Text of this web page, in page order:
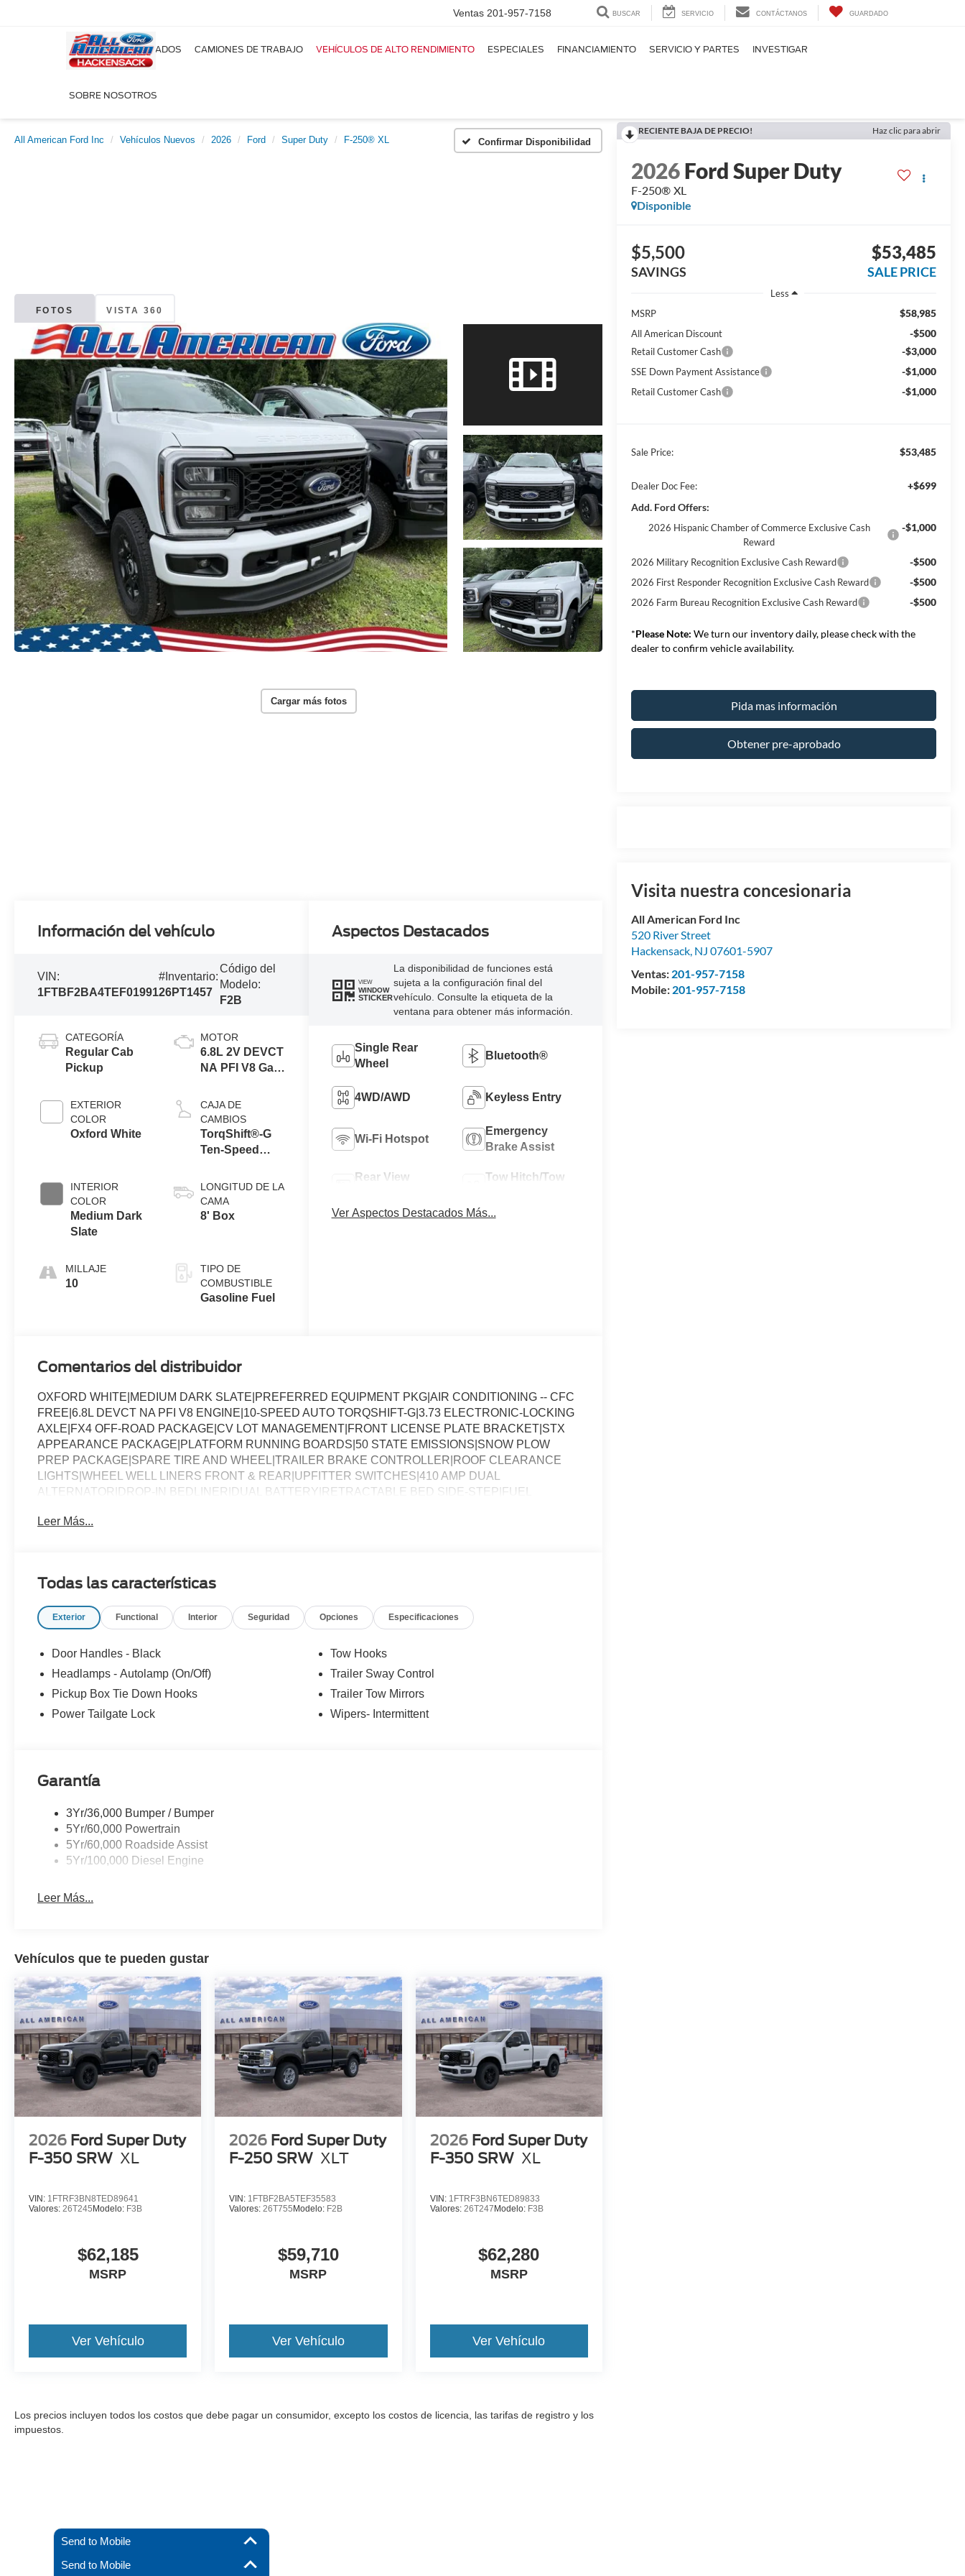
Ventas 201-957-7158 BUSCAR SERVICIO CONTÁCTANOS GUARDADO
NUEVOS USADOS CAMIONES DE TRABAJO VEHÍCULOS DE ALTO RENDIMIENTO ESPECIALES FINANCIAMIENTO SERVICIO Y PARTES INVESTIGAR
SOBRE NOSOTROS
All American Ford Inc Vehículos Nuevos 2026 Ford Super Duty F-250® XL Confirmar Disponibilidad
FOTOS VISTA 360
Cargar más fotos
RECIENTE BAJA DE PRECIO! Haz clic para abrir
2026Ford Super Duty
F-250® XL
Disponible
$5,500
SAVINGS
$53,485
SALE PRICE
Less
MSRP
$58,985
All American Discount -$500
Retail Customer Cash -$3,000
SSE Down Payment Assistance -$1,000
Retail Customer Cash -$1,000
Sale Price: $53,485
Dealer Doc Fee:
+$699
Add. Ford Offers:
2026 Hispanic Chamber of Commerce Exclusive Cash
Reward
-$1,000
2026 Military Recognition Exclusive Cash Reward -$500
2026 First Responder Recognition Exclusive Cash Reward -$500
2026 Farm Bureau Recognition Exclusive Cash Reward -$500
*Please Note: We turn our inventory daily, please check with the
dealer to confirm vehicle availability.
Pida mas información
Obtener pre-aprobado
Visita nuestra concesionaria
All American Ford Inc
520 River Street
Hackensack, NJ 07601-5907
Ventas: 201-957-7158
Mobile: 201-957-7158
Información del vehículo
VIN:
1FTBF2BA4TEF01991
#Inventario:
26PT1457
Código del
Modelo:
F2B
CATEGORÍA
Regular Cab
Pickup
EXTERIOR
COLOR
Oxford White
INTERIOR
COLOR
Medium Dark
Slate
MILLAJE
10
MOTOR
6.8L 2V DEVCT
NA PFI V8 Gas
CAJA DE
CAMBIOS
TorqShift®-G
Ten-Speed
Transmission
with Selectable
Drive Modes
LONGITUD DE LA
CAMA
8' Box
TIPO DE
COMBUSTIBLE
Gasoline Fuel
Aspectos Destacados
VIEW
WINDOW
STICKER
La disponibilidad de funciones está
sujeta a la configuración final del
vehículo. Consulte la etiqueta de la
ventana para obtener más información.
Single Rear
Wheel
Bluetooth®
4WD/AWD Keyless Entry
Wi-Fi Hotspot
Emergency
Brake Assist
Rear View
Tow Hitch/Tow
Ver Aspectos Destacados Más...
Comentarios del distribuidor
OXFORD WHITE|MEDIUM DARK SLATE|PREFERRED EQUIPMENT PKG|AIR CONDITIONING -- CFC
FREE|6.8L DEVCT NA PFI V8 ENGINE|10-SPEED AUTO TORQSHIFT-G|3.73 ELECTRONIC-LOCKING
AXLE|FX4 OFF-ROAD PACKAGE|CV LOT MANAGEMENT|FRONT LICENSE PLATE BRACKET|STX
APPEARANCE PACKAGE|PLATFORM RUNNING BOARDS|50 STATE EMISSIONS|SNOW PLOW
PREP PACKAGE|SPARE TIRE AND WHEEL|TRAILER BRAKE CONTROLLER|ROOF CLEARANCE
LIGHTS|WHEEL WELL LINERS FRONT & REAR|UPFITTER SWITCHES|410 AMP DUAL
ALTERNATOR|DROP-IN BEDLINER|DUAL BATTERY|RETRACTABLE BED SIDE-STEP|FUEL
Leer Más...
Todas las características
Exterior Functional Interior Seguridad Opciones Especificaciones
Door Handles - Black
Headlamps - Autolamp (On/Off)
Pickup Box Tie Down Hooks
Power Tailgate Lock
Tow Hooks
Trailer Sway Control
Trailer Tow Mirrors
Wipers- Intermittent
Garantía
3Yr/36,000 Bumper / Bumper
5Yr/60,000 Powertrain
5Yr/60,000 Roadside Assist
5Yr/100,000 Diesel Engine
Leer Más...
Vehículos que te pueden gustar
2026 Ford Super Duty
F-350 SRW XL
VIN: 1FTRF3BN8TED89641
Valores: 26T245 Modelo: F3B
$62,185
MSRP
Ver Vehículo
2026 Ford Super Duty
F-250 SRW XLT
VIN: 1FTBF2BA5TEF35583
Valores:26T755 Modelo: F2B
$59,710
MSRP
Ver Vehículo
2026 Ford Super Duty
F-350 SRW XL
VIN: 1FTRF3BN6TED89833
Valores: 26T247 Modelo: F3B
$62,280
MSRP
Ver Vehículo
Los precios incluyen todos los costos que debe pagar un consumidor, excepto los costos de licencia, las tarifas de registro y los
impuestos.
Send to Mobile
Send to Mobile